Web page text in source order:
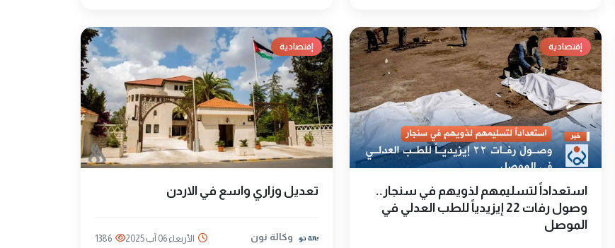
إقتصادية
استعداداً لتسليمهم لذويهم في سنجار..
وصول رفات 22 إيزيدياً للطب العدلي في
الموصل
إقتصادية
تعديل وزاري واسع في الاردن
وكالة نون الأربعاء 06 آب 2025 1386